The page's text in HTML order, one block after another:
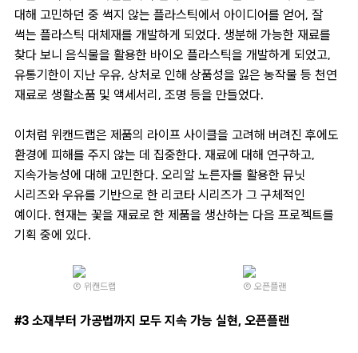
대해 고민하던 중 썩지 않는 플라스틱에서 아이디어를 얻어, 잘
썩는 플라스틱 대체재를 개발하게 되었다. 생분해 가능한 재료를
찾다 보니 음식물을 활용한 바이오 플라스틱을 개발하게 되었고,
유통기한이 지난 우유, 상처로 인해 상품성을 잃은 농작물 등 천연
재료로 생활소품 및 액세서리, 조명 등을 만들었다.
이처럼 위캔드랩은 제품의 라이프 사이클을 고려해 버려진 후에도
환경에 피해를 주지 않는 데 집중한다. 재료에 대해 연구하고,
지속가능성에 대해 고민한다. 오리알 노른자를 활용한 뮤닛
시리즈와 우유를 기반으로 한 리코타 시리즈가 그 구체적인
예이다. 현재는 꽃을 재료로 한 제품을 생산하는 다음 프로젝트를
기획 중에 있다.
Ⓒ 위캔드랩 Ⓒ 오픈플랜
#3 소재부터 가공법까지 모두 지속 가능 실현, 오픈플랜